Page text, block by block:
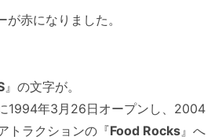
赤になりました。
』の文字が。
1994年3月26日オープンし、2004
トラクションの『Food Rocks』へ